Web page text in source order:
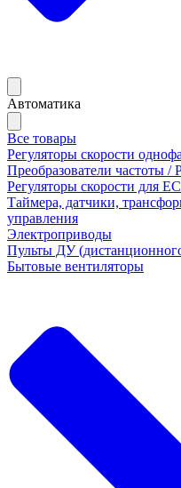
Автоматика
Все товары
Регуляторы скорости
Преобразователи частоты /
Регуляторы скорости для
Таймера, датчики,
управления
Электроприводы
Пульты ДУ
Бытовые вентиляторы